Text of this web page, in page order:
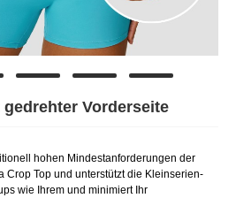
Vorderseite
hohen Mindestanforderungen der
Crop Top und unterstützt die Kleinserien-
wie Ihrem und minimiert Ihr